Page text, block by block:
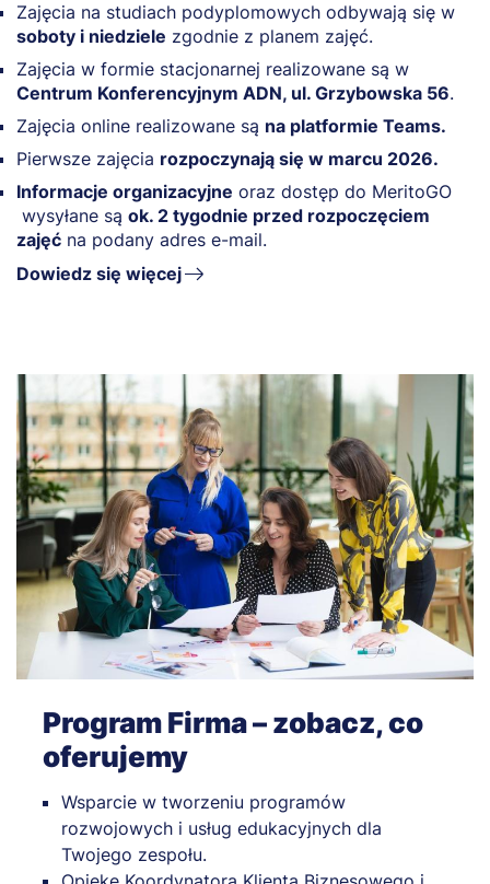
Zajęcia na studiach podyplomowych odbywają się w
soboty i niedziele zgodnie z planem zajęć.
Zajęcia w formie stacjonarnej realizowane są w
Centrum Konferencyjnym ADN, ul. Grzybowska 56.
Zajęcia online realizowane są na platformie Teams.
Pierwsze zajęcia rozpoczynają się w marcu 2026.
Informacje organizacyjne oraz dostęp do MeritoGO
wysyłane są ok. 2 tygodnie przed rozpoczęciem
zajęć na podany adres e-mail.
Dowiedz się więcej
Program Firma – zobacz, co
oferujemy
Wsparcie w tworzeniu programów
rozwojowych i usług edukacyjnych dla
Twojego zespołu.